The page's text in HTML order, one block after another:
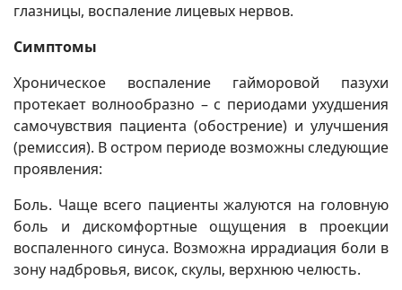
глазницы, воспаление лицевых нервов.
Симптомы
Хроническое воспаление гайморовой пазухи
протекает волнообразно – с периодами ухудшения
самочувствия пациента (обострение) и улучшения
(ремиссия). В остром периоде возможны следующие
проявления:
Боль. Чаще всего пациенты жалуются на головную
боль и дискомфортные ощущения в проекции
воспаленного синуса. Возможна иррадиация боли в
зону надбровья, висок, скулы, верхнюю челюсть.